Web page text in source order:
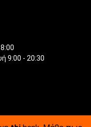
9:00 - 20:30